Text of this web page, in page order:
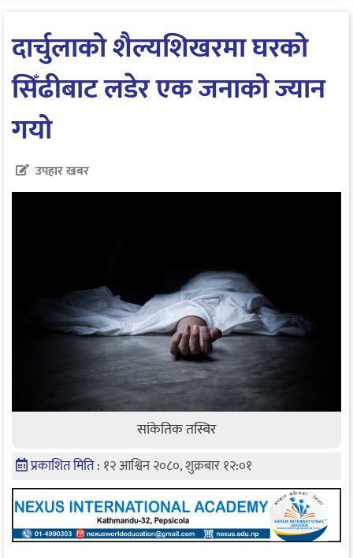
दार्चुलाको शैल्यशिखरमा घरको
सिँढीबाट लडेर एक जनाको ज्यान
गयो
उपहार खबर
सांकेतिक तस्बिर
प्रकाशित मिति : १२ आश्विन २०८०, शुक्रबार १२:०१